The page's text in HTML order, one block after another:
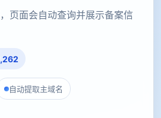
页面会自动查询并展示备案信
自动提取主域名